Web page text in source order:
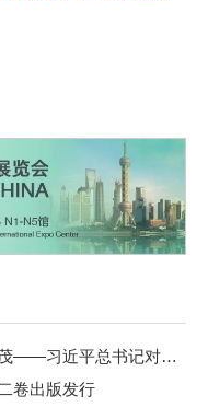
让中朝传统友谊之树更加根深叶茂——习近平总书记对朝鲜进行国事访问纪实
卷出版发行